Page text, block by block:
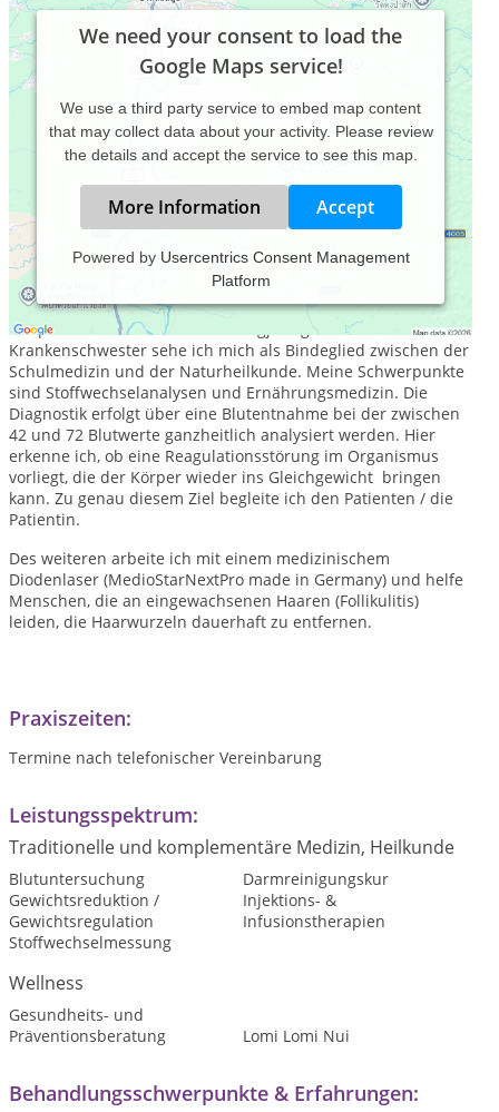
We need your consent to load the
Google Maps service!
We use a third party service to embed map content
that may collect data about your activity. Please review
the details and accept the service to see this map.
More Information Accept
Powered by Usercentrics Consent Management
Platform
Mein Name ist Kristine Albers, ich bin seit 16 Jahren
examinierte Krankenschwester und seit 7 Jahren
Heilpraktikerin. Durch meine langjährige Arbeit als
Krankenschwester sehe ich mich als Bindeglied zwischen der
Schulmedizin und der Naturheilkunde. Meine Schwerpunkte
sind Stoffwechselanalysen und Ernährungsmedizin. Die
Diagnostik erfolgt über eine Blutentnahme bei der zwischen
42 und 72 Blutwerte ganzheitlich analysiert werden. Hier
erkenne ich, ob eine Reagulationsstörung im Organismus
vorliegt, die der Körper wieder ins Gleichgewicht bringen
kann. Zu genau diesem Ziel begleite ich den Patienten / die
Patientin.
Des weiteren arbeite ich mit einem medizinischem
Diodenlaser (MedioStarNextPro made in Germany) und helfe
Menschen, die an eingewachsenen Haaren (Follikulitis)
leiden, die Haarwurzeln dauerhaft zu entfernen.
Praxiszeiten:
Termine nach telefonischer Vereinbarung
Leistungsspektrum:
Traditionelle und komplementäre Medizin, Heilkunde
Blutuntersuchung
Darmreinigungskur
Gewichtsreduktion /
Gewichtsregulation
Injektions- &
Infusionstherapien
Stoffwechselmessung
Wellness
Gesundheits- und
Präventionsberatung
Lomi Lomi Nui
Behandlungsschwerpunkte & Erfahrungen: